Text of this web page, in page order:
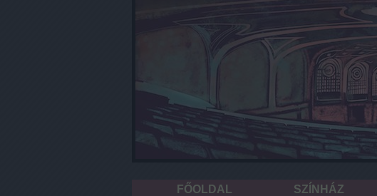
FŐOLDAL SZÍNHÁZ